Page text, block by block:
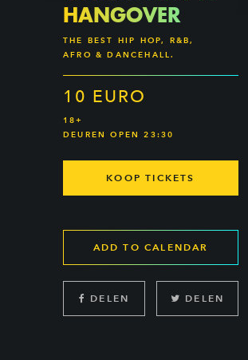
HANGOVER
THE BEST HIP HOP, R&B,
AFRO & DANCEHALL.
10 EURO
18+
DEUREN OPEN 23:30
KOOP TICKETS
ADD TO CALENDAR
DELEN DELEN